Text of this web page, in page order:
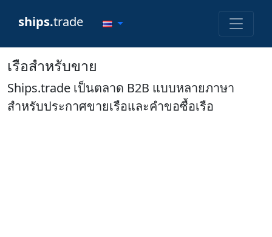
ships.trade
เรือสำหรับขาย
Ships.trade เป็นตลาด B2B แบบหลายภาษา
สำหรับประกาศขายเรือและคำขอซื้อเรือ